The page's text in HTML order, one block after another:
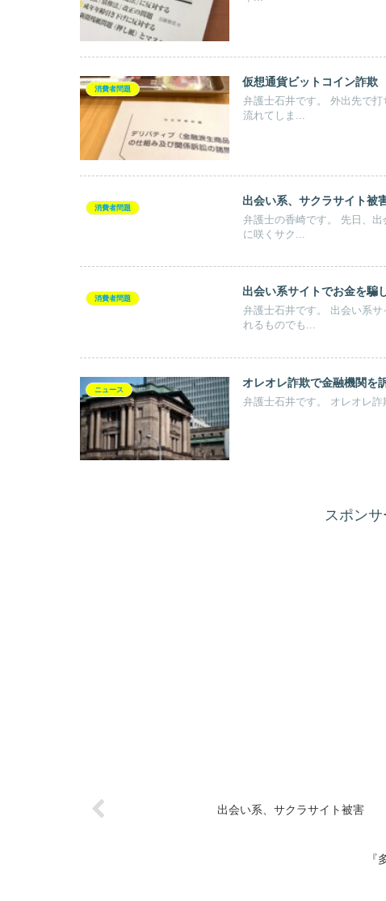
消費者問題
仮想通貨ビットコイン詐欺
弁護士石井です。 外出先で打ち合わせする予定があったのですが、１件、相手の体調不良で
流れてしま...
消費者問題
出会い系、サクラサイト被
弁護士の香崎です。 先日、出会い系サイトのサクラによる被害について書きました。 サイト
に咲くサク...
消費者問題
出会い系サイトでお金を騙
弁護士石井です。 出会い系サイトでお金を騙し取られる人は多いです。 サクラサイトと呼ば
れるものでも...
ニュース
オレオレ詐欺で金融機関を
スポン
出会い系、サクラサイト被害